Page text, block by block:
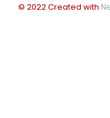
© 2022 Created with